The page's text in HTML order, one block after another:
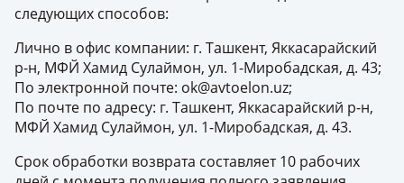
следующих способов:
Лично в офис компании: г. Ташкент, Яккасарайский
р-н, МФЙ Хамид Сулаймон, ул. 1-Миробадская, д. 43;
По электронной почте: ok@avtoelon.uz;
По почте по адресу: г. Ташкент, Яккасарайский р-н,
МФЙ Хамид Сулаймон, ул. 1-Миробадская, д. 43.
Срок обработки возврата составляет 10 рабочих